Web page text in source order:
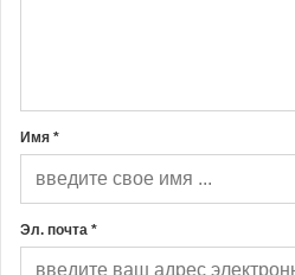
Имя *
Эл. почта *